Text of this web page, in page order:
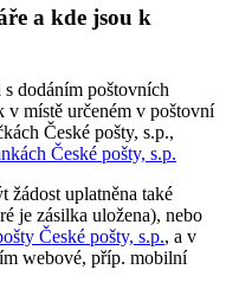
a kde jsou k
dodáním poštovních
v místě určeném v poštovní
České pošty, s.p.,
České pošty, s.p.
žádost uplatněna také
je zásilka uložena), nebo
České pošty, s.p., a v
webové, příp. mobilní